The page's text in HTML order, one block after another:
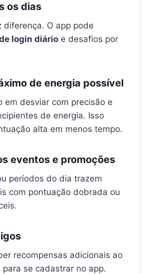
os dias
diferença. O app pode
login diário e desafios por
de energia possível
em desviar com precisão e
de energia. Isso
alta em menos tempo.
eventos e promoções
períodos do dia trazem
com pontuação dobrada ou
recompensas adicionais ao
se cadastrar no app.